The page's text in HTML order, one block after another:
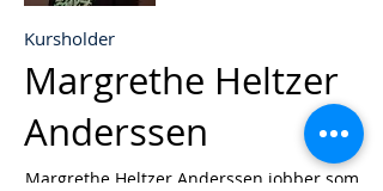
Kursholder
Margrethe Heltzer
Anderssen
Margrethe Heltzer Anderssen jobber som